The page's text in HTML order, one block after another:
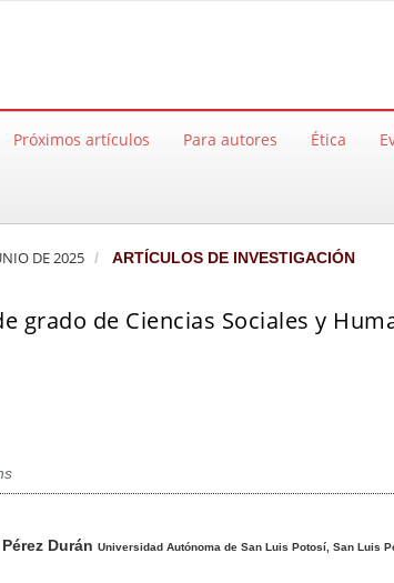
Próximos artículos Para autores Ética
DE 2025 ARTÍCULOS DE INVESTIGACIÓN
grado de Ciencias Sociales y
Durán Universidad Autónoma de San Luis Potosí, San Luis